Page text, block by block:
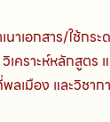
เอกสาร/ใช้กระ
วิเคราะห์หลักสูต
ลเมือง และวิชา